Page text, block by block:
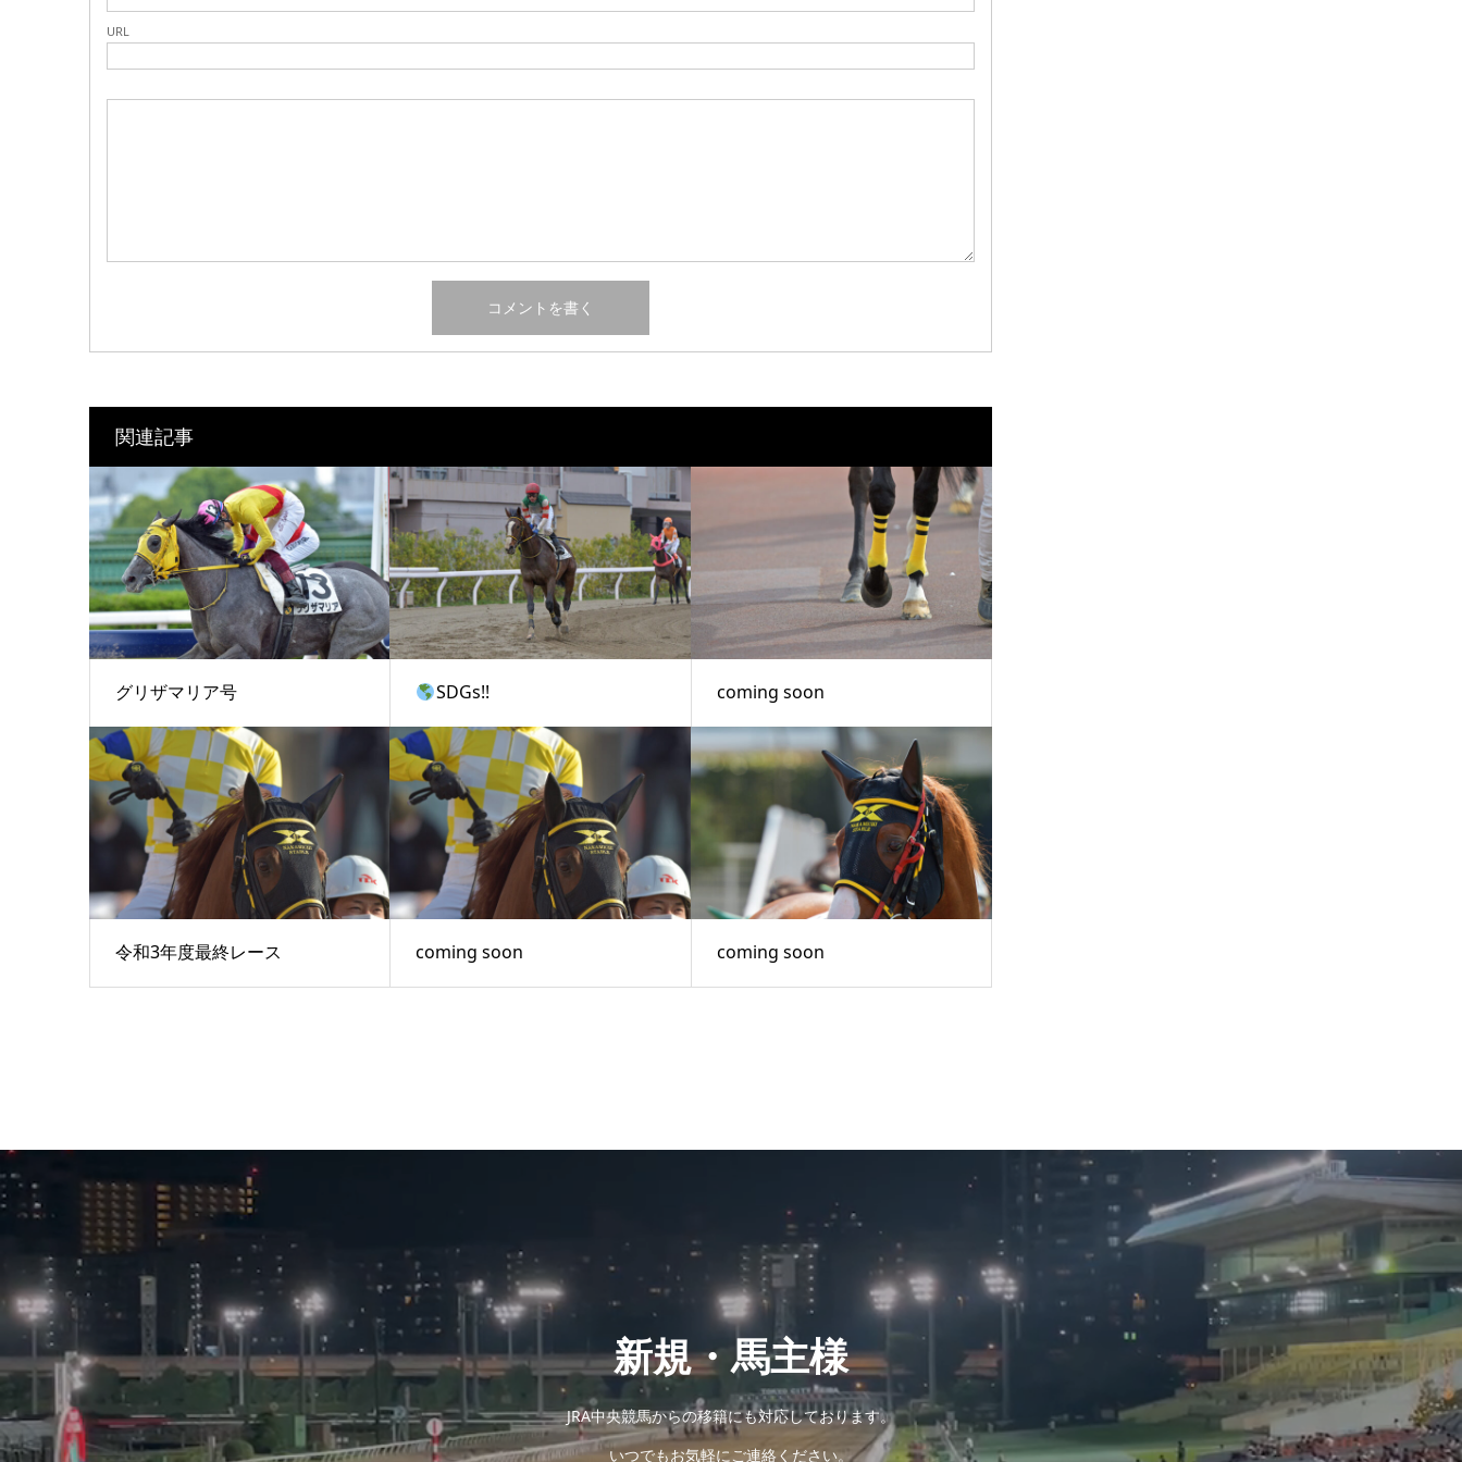
URL
関連記事
グリザマリア号 SDGs!! coming soon
令和3年度最終レース coming soon coming soon
新規・馬主様
JRA中央競馬からの移籍にも対応しております。
いつでもお気軽にご連絡ください。